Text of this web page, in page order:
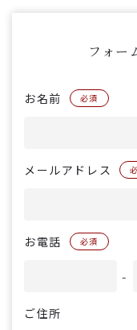
フォー
お名前 必須
メールアドレス
お電話 必須
-
ご住所